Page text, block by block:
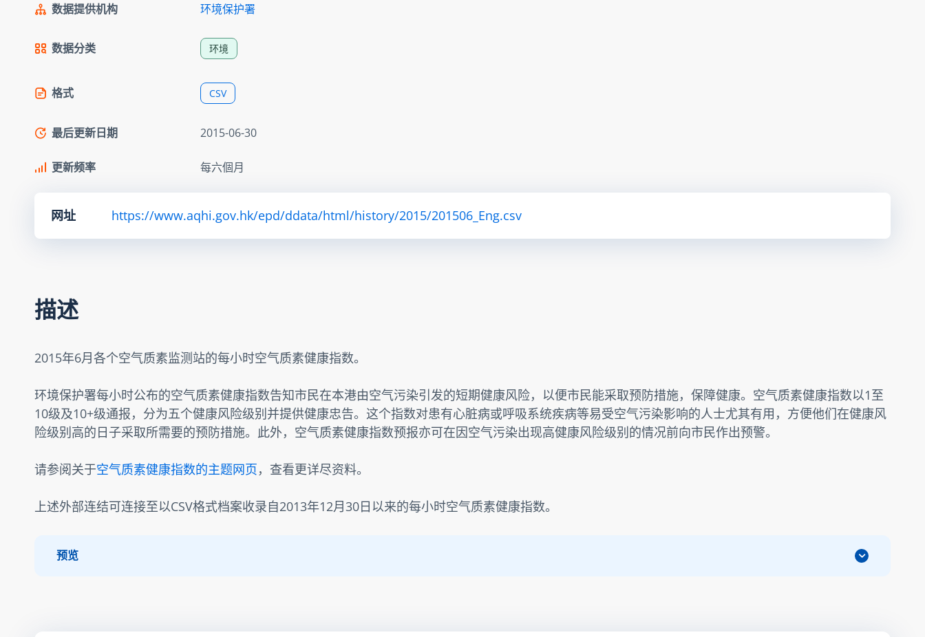
数据提供机构 环境保护署
数据分类 环境
格式 CSV
最后更新日期 2015-06-30
更新频率 每六個月
网址 https://www.aqhi.gov.hk/epd/ddata/html/history/2015/201506_Eng.csv
描述
2015年6月各个空气质素监测站的每小时空气质素健康指数。
环境保护署每小时公布的空气质素健康指数告知市民在本港由空气污染引发的短期健康风险，以便市民能采取预防措施，保障健康。空气质素健康指数以1至
10级及10+级通报，分为五个健康风险级别并提供健康忠告。这个指数对患有心脏病或呼吸系统疾病等易受空气污染影响的人士尤其有用，方便他们在健康风
险级别高的日子采取所需要的预防措施。此外，空气质素健康指数预报亦可在因空气污染出现高健康风险级别的情况前向市民作出预警。
请参阅关于空气质素健康指数的主题网页，查看更详尽资料。
上述外部连结可连接至以CSV格式档案收录自2013年12月30日以来的每小时空气质素健康指数。
预览